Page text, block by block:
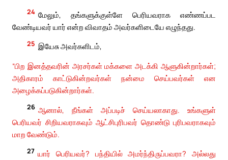
24 மேலும், தங்களுக்குள்ளே பெரியவராக எண்ணப்பட
வேண்டியவர் யார் என்ற விவாதம் அவர்களிடையே எழுந்தது.
25 இயேசு அவர்களிடம்,
“பிற இனத்தவரின் அரசர்கள் மக்களை அடக்கி ஆளுகின்றார்கள்;
அதிகாரம் காட்டுகின்றவர்கள் நன்மை செய்பவர்கள் என
அழைக்கப்படுகின்றார்கள்.
26 ஆனால், நீங்கள் அப்படிச் செய்யலாகாது. உங்களுள்
பெரியவர் சிறியவராகவும் ஆட்சிபுரிபவர் தொண்டு புரிபவராகவும்
மாற வேண்டும்.
27 யார் பெரியவர்? பந்தியில் அமர்ந்திருப்பவரா? அல்லது